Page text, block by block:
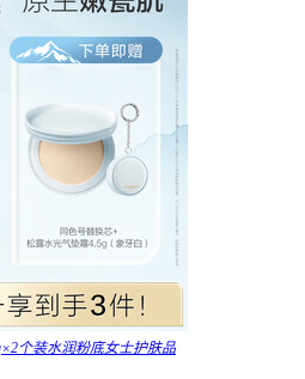
个装水润粉底女士护肤品